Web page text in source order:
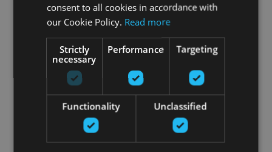
consent to all cookies in accordance with
our Cookie Policy. Read more
Strictly
necessary
Performance Targeting
Functionality Unclassified